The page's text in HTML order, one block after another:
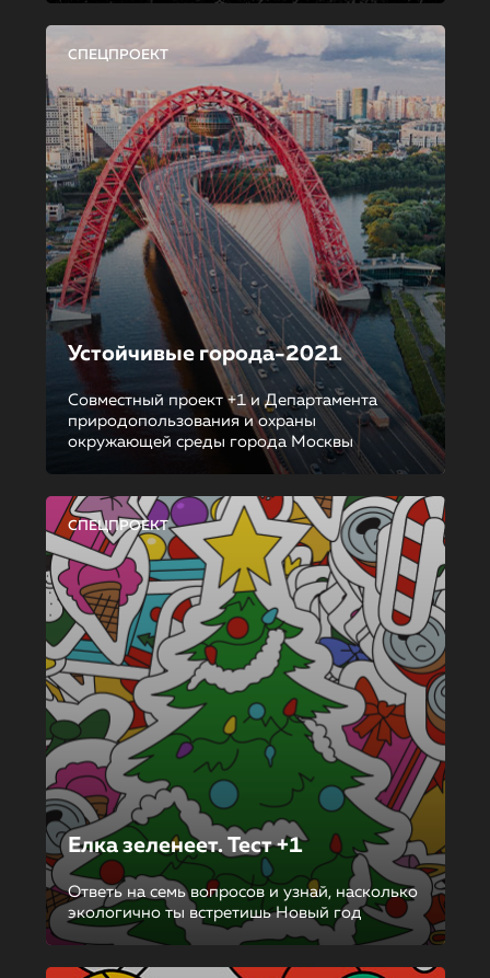
СПЕЦПРОЕКТ
Устойчивые города-2021
Совместный проект +1 и Департамента
природопользования и охраны
окружающей среды города Москвы
СПЕЦПРОЕКТ
Елка зеленеет. Тест +1
Ответь на семь вопросов и узнай, насколько
экологично ты встретишь Новый год